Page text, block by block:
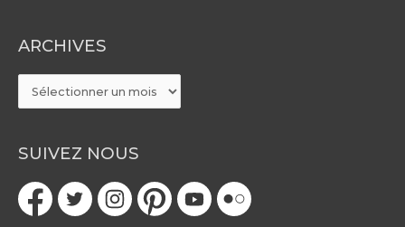
ARCHIVES
ARCHIVES
SUIVEZ NOUS